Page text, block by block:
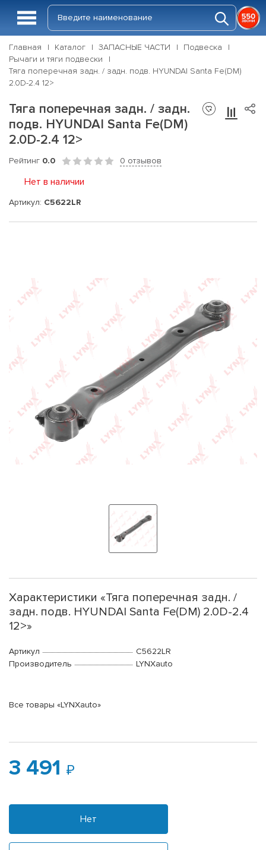
Главная Каталог ЗАПАСНЫЕ ЧАСТИ
Подвеска
Рычаги и тяги подвески
Тяга поперечная задн. / задн. подв. HYUNDAI Santa Fe(DM)
2.0D-2.4 12>
Тяга поперечная задн. / задн.
подв. HYUNDAI Santa Fe(DM)
2.0D-2.4 12>
Рейтинг 0.0 0 отзывов
Нет в наличии
Артикул: C5622LR
Характеристики «Тяга поперечная задн. /
задн. подв. HYUNDAI Santa Fe(DM) 2.0D-2.4
12>»
Артикул
C5622LR
Производитель
LYNXauto
Все товары «LYNXauto»
3 491
Нет